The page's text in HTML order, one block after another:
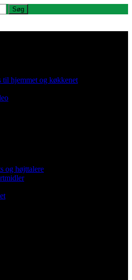
til hjemmet og køkkenet
og højttalere